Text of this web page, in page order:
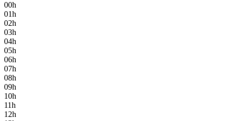
00h
01h
02h
03h
04h
05h
06h
07h
08h
09h
10h
11h
12h